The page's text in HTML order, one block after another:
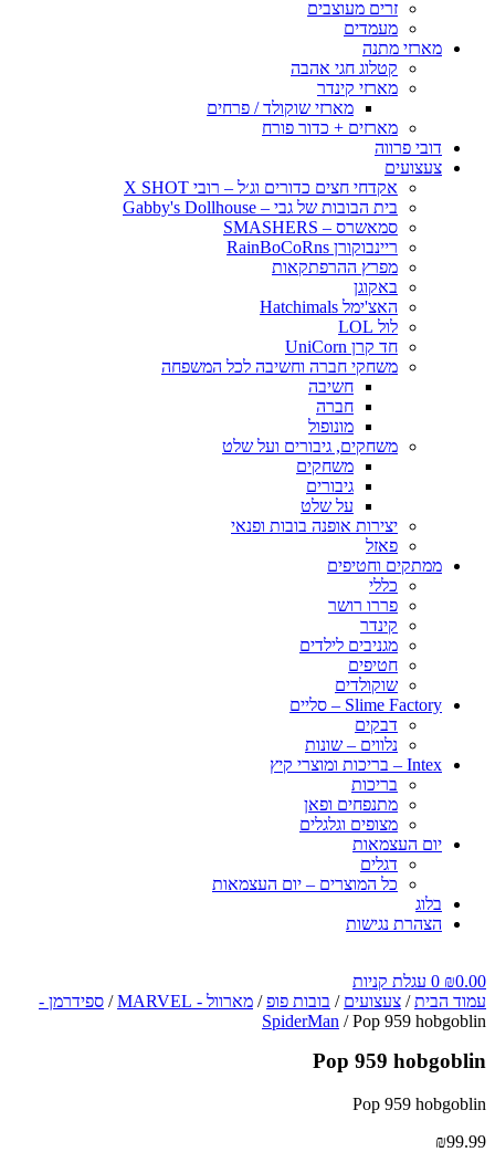
זרים מעוצבים
מעמדים
מארזי מתנה
קטלוג חגי אהבה
מארזי קינדר
מארזי שוקולד / פרחים
מארזים + כדור פורח
דובי פרווה
צעצועים
אקדחי חצים כדורים וג׳ל – רובי X SHOT
בית הבובות של גבי – Gabby's Dollhouse
סמאשרס – SMASHERS
ריינבוקורן RainBoCoRns
מפרץ ההרפתקאות
באקוגן
האצ'ימל Hatchimals
לול LOL
חד קרן UniCorn
משחקי חברה וחשיבה לכל המשפחה
חשיבה
חברה
מונופול
משחקים, גיבורים ועל שלט
משחקים
גיבורים
על שלט
יצירות אופנה בובות ופנאי
פאזל
ממתקים וחטיפים
כללי
פררו רושר
קינדר
מגניבים לילדים
חטיפים
שוקולדים
Slime Factory – סליים
דבקים
נלווים – שונות
Intex – בריכות ומוצרי קיץ
בריכות
מתנפחים ופאן
מצופים וגלגלים
יום העצמאות
דגלים
כל המוצרים – יום העצמאות
בלוג
הצהרת נגישות
₪0.00
0 עגלת קניות
עמוד הבית/ צעצועים / בובות פופ / מארוול - MARVEL / ספידרמן -
SpiderMan / Pop 959 hobgoblin
Pop 959 hobgoblin
Pop 959 hobgoblin
₪99.99